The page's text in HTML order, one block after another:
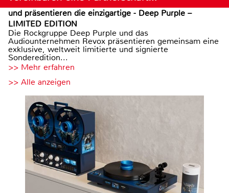
und präsentieren die einzigartige - Deep Purple –
LIMITED EDITION
Die Rockgruppe Deep Purple und das
Audiounternehmen Revox präsentieren gemeinsam eine
exklusive, weltweit limitierte und signierte
Sonderedition...
>> Mehr erfahren
>> Alle anzeigen